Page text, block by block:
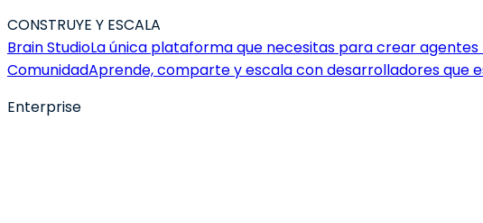
CONSTRUYE Y ESCALA
Brain StudioLa única plataforma que necesitas para crear agentes
ComunidadAprende, comparte y escala con desarrolladores que
Enterprise